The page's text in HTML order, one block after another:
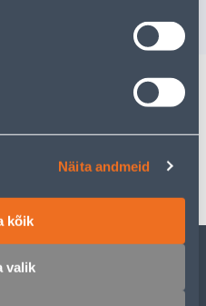
Näita andmeid
kõik
valik
3.35 €